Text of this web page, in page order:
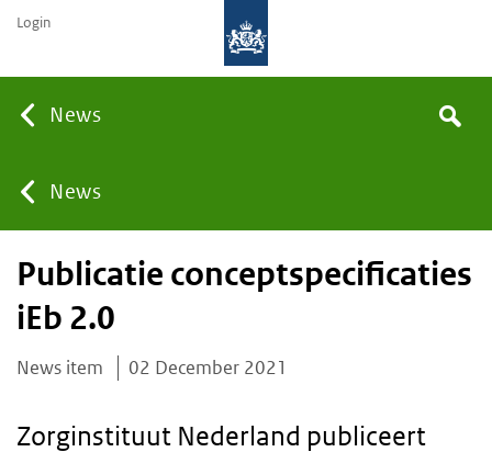
News
You
are
News
the
Search
Login
Publicatie conceptspecificaties
iEb 2.0
News item 02 December 2021
Zorginstituut Nederland publiceert